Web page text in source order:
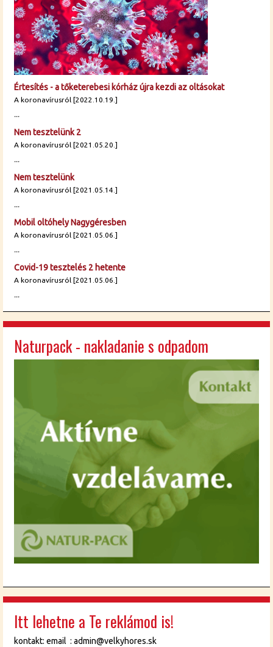
Értesítés - a tőketerebesi kórház újra kezdi az oltásokat
A koronavírusról [2022.10.19.]
...
Nem tesztelünk 2
A koronavírusról [2021.05.20.]
...
Nem tesztelünk
A koronavírusról [2021.05.14.]
...
Mobil oltóhely Nagygéresben
A koronavírusról [2021.05.06.]
...
Covid-19 tesztelés 2 hetente
A koronavírusról [2021.05.06.]
...
Naturpack - nakladanie s odpadom
Itt lehetne a Te reklámod is!
kontakt: email : admin@velkyhores.sk